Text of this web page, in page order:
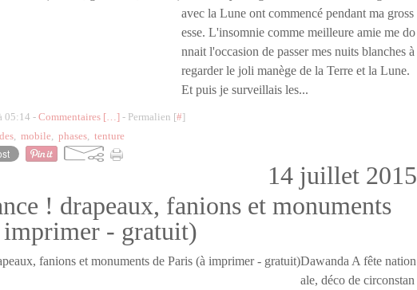
avec la Lune ont commencé pendant ma gross
esse. L'insomnie comme meilleure amie me do
nnait l'occasion de passer mes nuits blanches à
regarder le joli manège de la Terre et la Lune.
Et puis je surveillais les...
05:14 -Commentaires […] - Permalien [#]
, mobile, phases, tenture
14 juillet 2015
! drapeaux, fanions et monuments
imprimer - gratuit)
Dawanda A fête nation
ale, déco de circonstan